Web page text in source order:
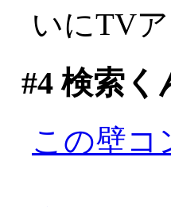
いにTV
#4検索く
この壁コ